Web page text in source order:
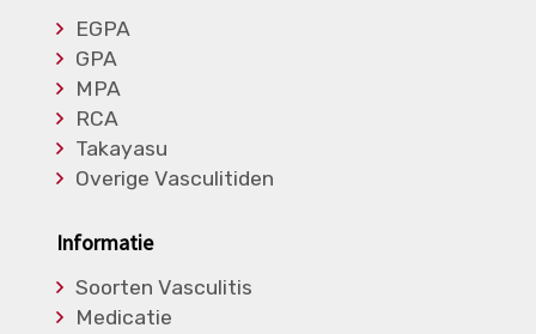
EGPA
GPA
MPA
RCA
Takayasu
Overige Vasculitiden
Informatie
Soorten Vasculitis
Medicatie